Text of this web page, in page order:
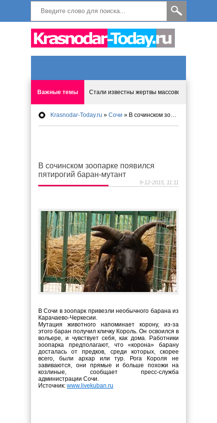
Важные темы Стали известны жертвы массового ДТП в
Мужчина сжег любимую в порыве ревности
Девятилетней пациентке врачи районной
Krasnodar-Today.ru » Сочи » В сочинском зоопарке появился пятирогий баран-мутант
В сочинском зоопарке появился
пятирогий баран-мутант
9-12-2015, 11:11
В Сочи в зоопарк привезли необычного барана из
Карачаево-Черкесии.
Мутация животного напоминает корону, из-за
этого баран получил кличку Король. Он освоился в
вольере, и чувствует себя, как дома. Работники
зоопарка предполагают, что «корона» барану
досталась от предков, среди которых, скорее
всего, были архар или тур. Рога Короля не
завиваются, они прямые и больше похожи на
козлиные, сообщает пресс-служба
администрации Сочи.
Источник: www.livekuban.ru